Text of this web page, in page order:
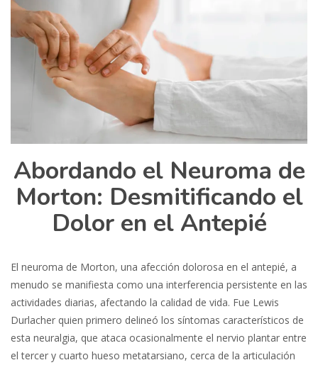
Abordando el Neuroma de
Morton: Desmitificando el
Dolor en el Antepié
El neuroma de Morton, una afección dolorosa en el antepié, a
menudo se manifiesta como una interferencia persistente en las
actividades diarias, afectando la calidad de vida. Fue Lewis
Durlacher quien primero delineó los síntomas característicos de
esta neuralgia, que ataca ocasionalmente el nervio plantar entre
el tercer y cuarto hueso metatarsiano, cerca de la articulación